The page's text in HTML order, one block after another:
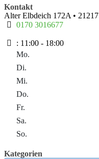
Kontakt
Alter Elbdeich 172A • 21217
0170 3016677
: 11:00 - 18:00
Mo.
Di.
Mi.
Do.
Fr.
Sa.
So.
Kategorien